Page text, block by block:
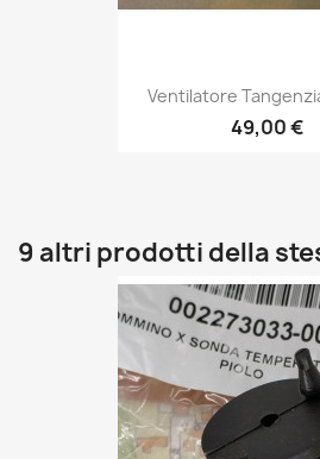
Ventilatore
49,00 €
9 altri prodotti della